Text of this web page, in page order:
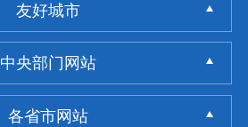
友好城市
中央部门网站
各省市网站